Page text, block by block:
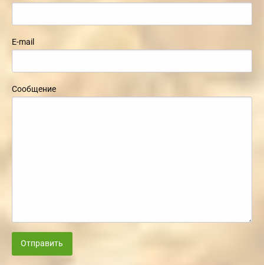
E-mail
Сообщение
Отправить